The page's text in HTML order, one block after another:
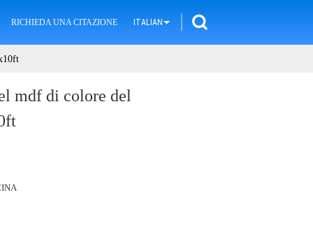
RICHIEDA UNA CITAZIONE ITALIAN
mdf di colore del